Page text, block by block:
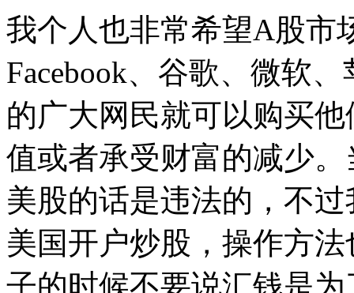
我个人也非常希望A股市
Facebook、谷歌、微软
的广大网民就可以购买
值或者承受财富的减少
美股的话是违法的，不
美国开户炒股，操作方
子的时候不要说汇钱是